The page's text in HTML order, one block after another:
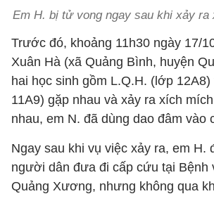
Em H. bị tử vong ngay sau khi xảy ra
Trước đó, khoảng 11h30 ngày 17/
Xuân Hà (xã Quảng Bình, huyện
hai học sinh gồm L.Q.H. (lớp 12A8)
11A9) gặp nhau và xảy ra xích
nhau, em N. đã dùng dao đâm vào
Ngay sau khi vụ việc xảy ra, em H.
người dân đưa đi cấp cứu tại Bệnh
Quảng Xương, nhưng không qua